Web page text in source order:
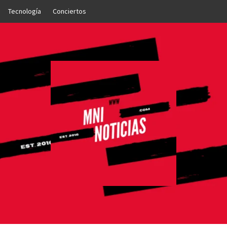
Tecnología Conciertos